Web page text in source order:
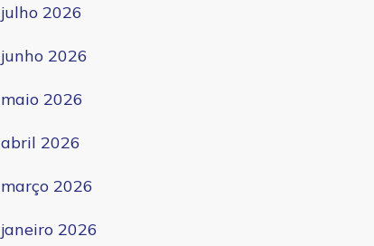
julho 2026
junho 2026
maio 2026
abril 2026
março 2026
janeiro 2026